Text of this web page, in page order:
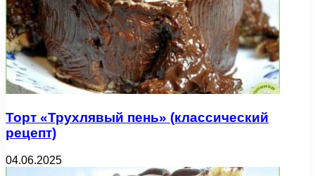
Торт «Трухлявый пень» (классический
рецепт)
04.06.2025